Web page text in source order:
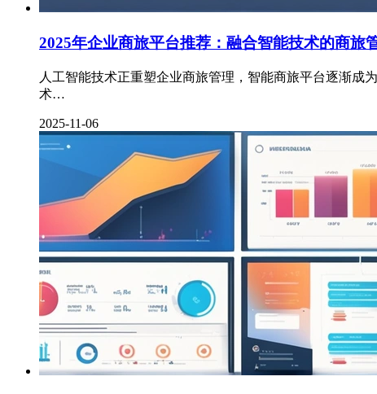
2025年企业商旅平台推荐：融合智能技术的商旅
人工智能技术正重塑企业商旅管理，智能商旅平台逐渐成
术…
2025-11-06